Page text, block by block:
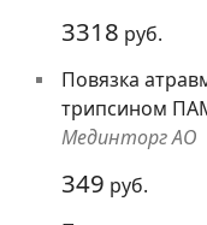
3318 руб.
Повязка
трипсином
Мединторг АО
349 руб.